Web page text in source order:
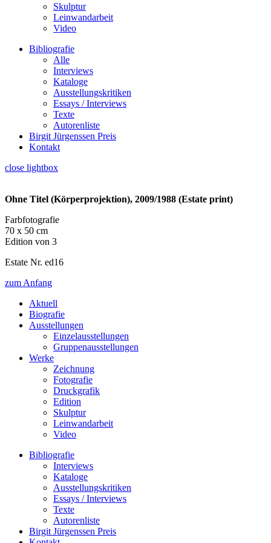
Skulptur
Leinwandarbeit
Video
Bibliografie
Alle
Interviews
Kataloge
Ausstellungskritiken
Essays / Interviews
Texte
Autorenliste
Birgit Jürgenssen Preis
Kontakt
close lightbox
Ohne Titel (Körperprojektion), 2009/1988 (Estate print)
Farbfotografie
70 x 50 cm
Edition von 3
Estate Nr. ed16
zum Anfang
Aktuell
Biografie
Ausstellungen
Einzelausstellungen
Gruppenausstellungen
Werke
Zeichnung
Fotografie
Druckgrafik
Edition
Skulptur
Leinwandarbeit
Video
Bibliografie
Interviews
Kataloge
Ausstellungskritiken
Essays / Interviews
Texte
Autorenliste
Birgit Jürgenssen Preis